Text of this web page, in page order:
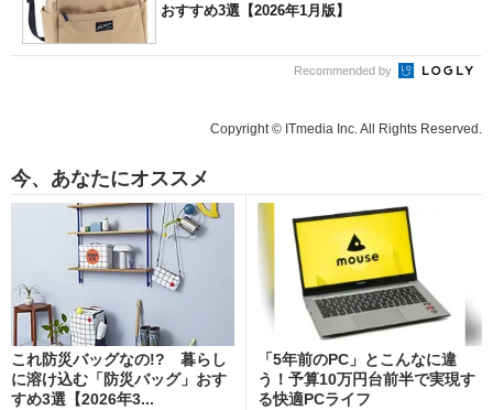
おすすめ3選【2026年1月版】
Recommended by
Copyright © ITmedia Inc. All Rights Reserved.
今、あなたにオススメ
これ防災バッグなの!? 暮らし
に溶け込む「防災バッグ」おす
すめ3選【2026年3...
「5年前のPC」とこんなに違
う！予算10万円台前半で実現す
る快適PCライフ